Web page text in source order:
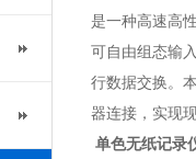
是一种高速高
可自由组态输
行数据交换。
器连接，实现
单色无纸记录